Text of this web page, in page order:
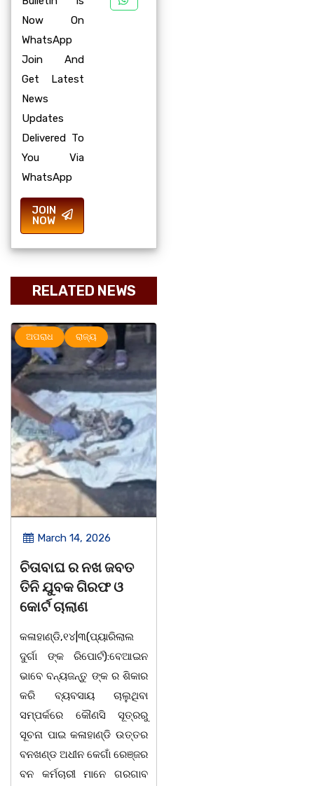
Now On
WhatsApp
Join And
Get Latest
News
Updates
Delivered To
You Via
WhatsApp
JOIN
NOW
RELATED NEWS
ଅପରାଧ ରାଜ୍ୟ
March 14, 2026
ଚିତାବାଘ ର ନଖ ଜବତ
ତିନି ଯୁବକ ଗିରଫ ଓ
କୋର୍ଟ ଚାଲାଣ
କଳାହାଣ୍ଡି,୧୪|୩(ପ୍ୟାରିଲାଲ
ଦୁର୍ଗା ଙ୍କ ରିପୋର୍ଟ):ବେଆଇନ
ଭାବେ ବନ୍ୟଜନ୍ତୁ ଙ୍କ ର ଶିକାର
କରି ବ୍ୟବସାୟ ଚାଲୁଥିବା
ସମ୍ପର୍କରେ କୌଣସି ସୂତ୍ରରୁ
ସୂଚନା ପାଇ କଳାହାଣ୍ଡି ଉତ୍ତର
ବନଖଣ୍ଡ ଅଧୀନ କେଗାଁ ରେଞ୍ଜର
ବନ କର୍ମଚାରୀ ମାନେ ଗରଗାବ